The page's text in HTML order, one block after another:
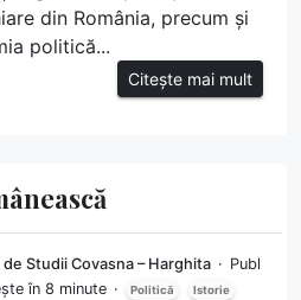
din România, precum și
politică...
Citește mai mult
Studii Covasna – Harghita
Publ
în 8 minute Politică Istorie